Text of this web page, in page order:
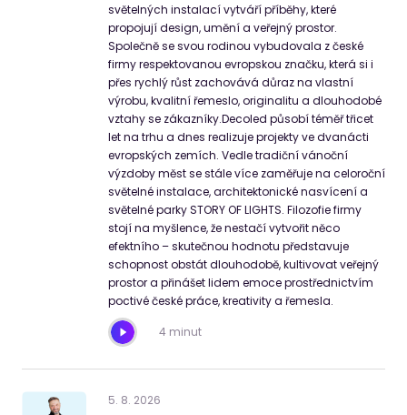
světelných instalací vytváří příběhy, které
propojují design, umění a veřejný prostor.
Společně se svou rodinou vybudovala z české
firmy respektovanou evropskou značku, která si i
přes rychlý růst zachovává důraz na vlastní
výrobu, kvalitní řemeslo, originalitu a dlouhodobé
vztahy se zákazníky.Decoled působí téměř třicet
let na trhu a dnes realizuje projekty ve dvanácti
evropských zemích. Vedle tradiční vánoční
výzdoby měst se stále více zaměřuje na celoroční
světelné instalace, architektonické nasvícení a
světelné parky STORY OF LIGHTS. Filozofie firmy
stojí na myšlence, že nestačí vytvořit něco
efektního – skutečnou hodnotu představuje
schopnost obstát dlouhodobě, kultivovat veřejný
prostor a přinášet lidem emoce prostřednictvím
poctivé české práce, kreativity a řemesla.
4 minut
5. 8. 2026